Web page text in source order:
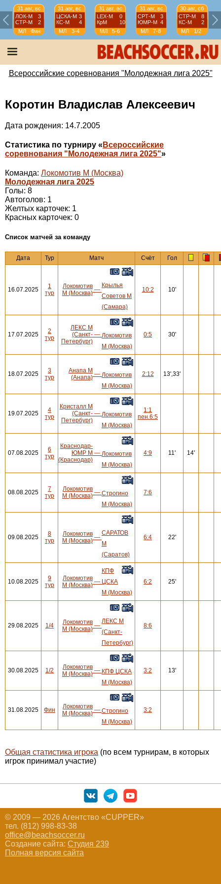
31 авг, вс
ЛОК-М
3
СТР-М
2
МЛ
Фин
31 авг, вс
ЦСКА-М 3
КС-М
4
МЛ
3-4
31 авг, вс
LEX-М
0
КрМ
10
МЛ
5-6
31 авг, вс
СРТ-М
3
ЮМР-М 4
МЛ
7-8
30 авг, сб
СТР-М
8
КС-М
2
МЛ
1/2
Всероссийские соревнования "Молодежная лига 2025"
Коротин Владислав Алексеевич
Дата рождения: 14.7.2005
Статистика по турниру « Всероссийские
соревнования "Молодежная лига 2025"»
Команда: Локомотив М (Москва)
Молодежная лига 2025
Голы: 8
Автоголов: 1
Желтых карточек: 1
Красных карточек: 0
Cписок матчей за команду
Дата Тур Матч Счёт Гол
16.07.2025
1
тур
Локомотив
М (Москва) —
Крылья
Советов М
(Самара)
10:2 10'
17.07.2025
2
тур
ЛЕКС М
(Санкт-
Петербург)
— Локомотив
М (Москва)
0:5 30'
18.07.2025
3
тур
Анапа М
(Анапа) — Локомотив
М (Москва)
2:12 13',33'
19.07.2025
4
тур
Кристалл М
(Санкт-
Петербург)
— Локомотив
М (Москва)
1:1
пен.6:5
07.08.2025
6
тур
Краснодар-
ЮМР М
(Краснодар)
— Локомотив
М (Москва)
4:9 11' 14'
08.08.2025
7
тур
Локомотив
М (Москва) — Строгино
М (Москва)
7:6
09.08.2025
8
тур
Локомотив
М (Москва) —
САРАТОВ
М
(Саратов)
6:4 22'
10.08.2025
9
тур
Локомотив
М (Москва) —
КПФ
ЦСКА
М (Москва)
6:2 25'
29.08.2025 1/4
Локомотив
М (Москва) —
ЛЕКС М
(Санкт-
Петербург)
8:6
30.08.2025 1/2
Локомотив
М (Москва) — КПФ ЦСКА
М (Москва)
3:2 13'
31.08.2025 Фин
Локомотив
М (Москва) — Строгино
М (Москва)
3:2
Общая статистика игрока (по всем турнирам, в которых
игрок принимал участие)
© 2009 — 2026 Агентство «CUPPER»
тел. (812) 998-83-38
office@beachsoccer.ru
Создание сайта: Студия 239
Полная версия сайта